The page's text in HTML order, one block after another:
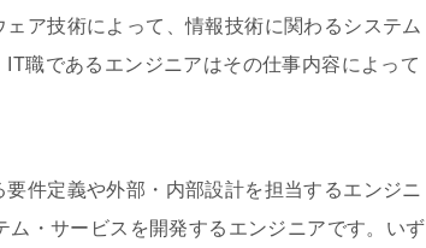
ア技術によって、情報技術に関わるシステム
職であるエンジニアはその仕事内容によって
件定義や外部・内部設計を担当するエンジニ
・サービスを開発するエンジニアです。いず